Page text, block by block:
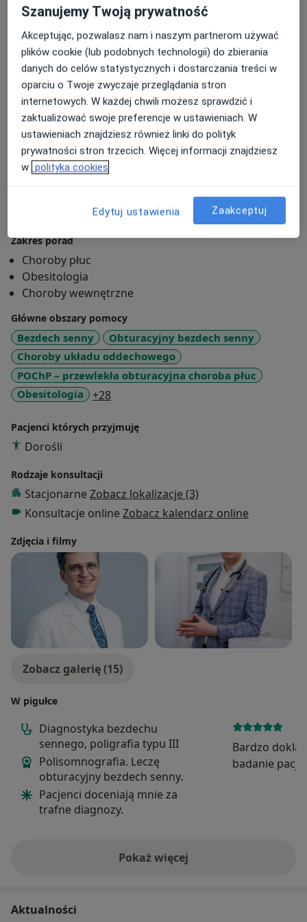
(EBM). Każdego pacjenta traktuję tak jak sam
chciałbym być traktowany: indywidualnie,
koncentrując się nie tylko na objawach, ale na
całościowym obrazie klinicznym i długoterminowym
planie leczenia.
Jeśli szukają Państwo pulmonologa, internisty w Łodzi
z doświadczeniem klinicznym, lekarza praktyka w
leczeniu obturacyjnego bezdechu sennego, terapii
CPAP, niewydolności oddechowej lub
farmakologicznym leczeniu otyłości – zapraszam do
Zakres porad
Choroby płuc
Obesitologia
Choroby wewnętrzne
Główne obszary pomocy
Bezdech senny
Obturacyjny bezdech senny
Choroby układu oddechowego
POChP – przewlekła obturacyjna choroba płuc
Obesitologia
+28a11y_sr_more_diseases
Pacjenci których przyjmuję
Dorośli
Rodzaje konsultacji
Stacjonarne Zobacz lokalizacje (3)
Konsultacje online Zobacz kalendarz online
Zdjęcia i filmy
Zobacz galerię (15)
W pigułce
Diagnostyka bezdechu
sennego, poligrafia typu III
Polisomnografia. Leczę
obturacyjny bezdech senny.
Pacjenci doceniają mnie za
trafne diagnozy.
Bardzo
badanie
Pokaż więcejo doświadczeniu
Aktualności
Szanujemy Twoją prywatność
Akceptując, pozwalasz nam i naszym partnerom używać
plików cookie (lub podobnych technologii) do zbierania
danych do celów statystycznych i dostarczania treści w
oparciu o Twoje zwyczaje przeglądania stron
internetowych. W każdej chwili możesz sprawdzić i
zaktualizować swoje preferencje w ustawieniach. W
ustawieniach znajdziesz również linki do polityk
prywatności stron trzecich. Więcej informacji znajdziesz
w polityka cookies
Edytuj ustawienia Zaakceptuj